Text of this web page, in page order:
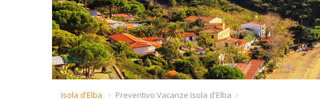
Isola d'Elba Preventivo Vacanze Isola d'Elba